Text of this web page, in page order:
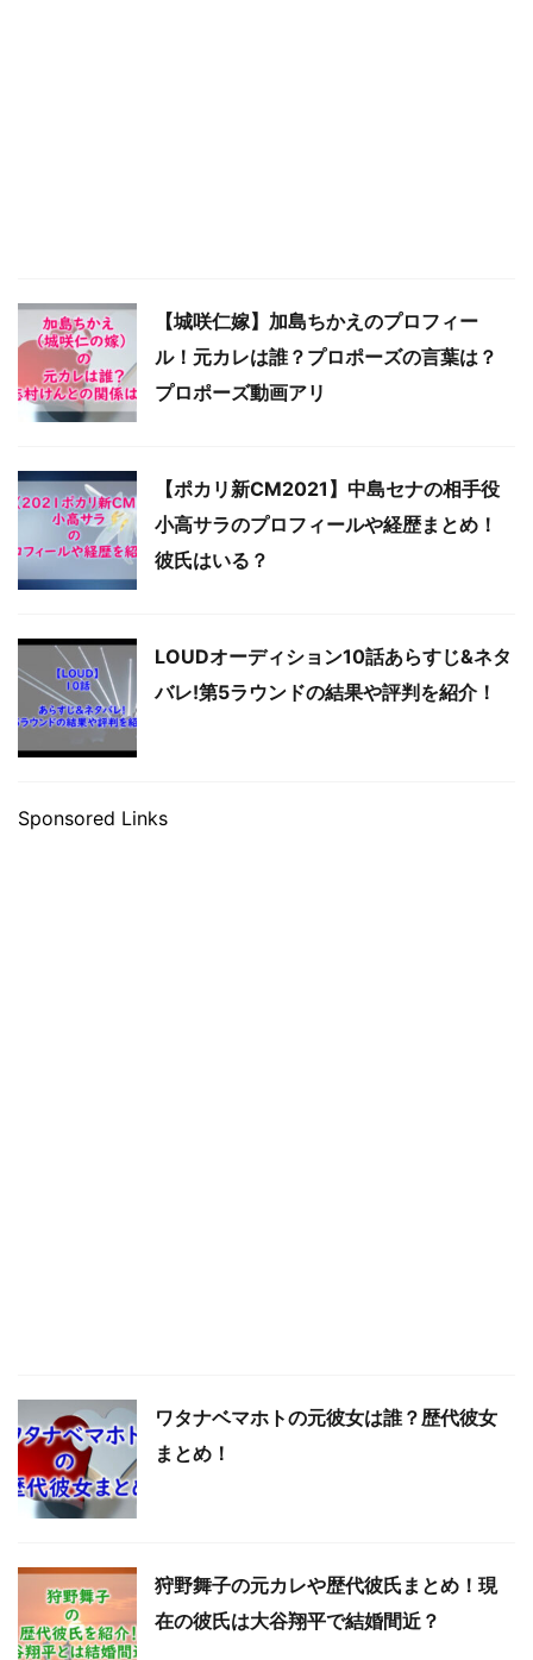
【城咲仁嫁】加島ちかえのプロフィー
ル！元カレは誰？プロポーズの言葉は？
プロポーズ動画アリ
【ポカリ新CM2021】中島セナの相手役
小高サラのプロフィールや経歴まとめ！
彼氏はいる？
LOUDオーディション10話あらすじ&ネタ
バレ!第5ラウンドの結果や評判を紹介！
Sponsored Links
ワタナベマホトの元彼女は誰？歴代彼女
まとめ！
狩野舞子の元カレや歴代彼氏まとめ！現
在の彼氏は大谷翔平で結婚間近？